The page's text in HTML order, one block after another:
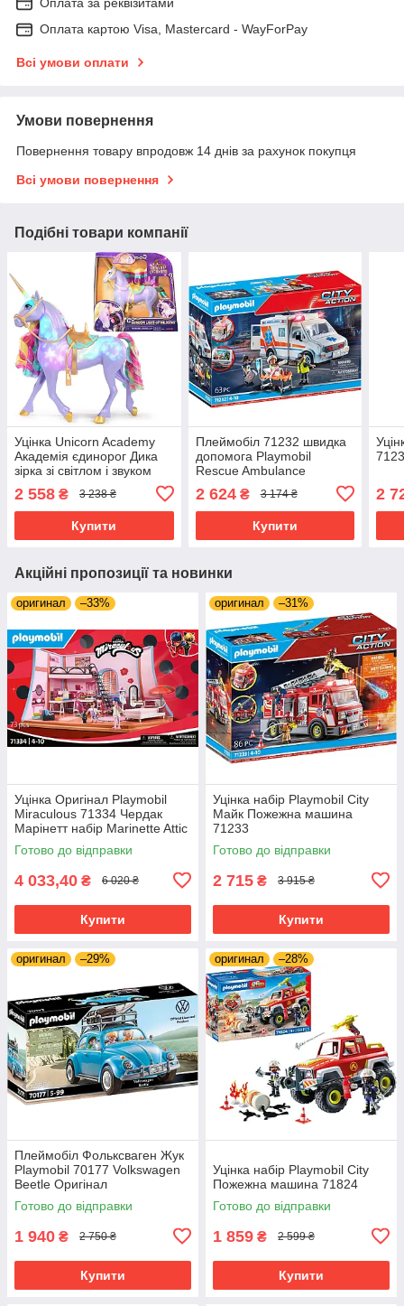
Оплата за реквізитами
Оплата картою Visa, Mastercard - WayForPay
Всі умови оплати
Умови повернення
Повернення товару впродовж 14 днів за рахунок покупця
Всі умови повернення
Подібні товари компанії
Уцінка Unicorn Academy
Академія єдинорог Дика
зірка зі світлом і звуком
2 558 ₴ 3 238 ₴
Купити
Плеймобіл 71232 швидка
допомога Playmobil
Rescue Ambulance
2 624₴ 3 174 ₴
Купити
2
Акційні пропозиції та новинки
оригинал –33%
Уцінка Оригінал Playmobil
Miraculous 71334 Чердак
Марінетт набір Marinette Attic
з фігурками Марінетт і Манон
Готово до відправки
4 033,40 ₴ 6 020 ₴
Купити
оригинал –31%
Уцінка набір Playmobil City
Майк Пожежна машина
71233
Готово до відправки
2 715 ₴ 3 915 ₴
Купити
оригинал –29%
Плеймобіл Фольксваген Жук
Playmobil 70177 Volkswagen
Beetle Оригінал
Готово до відправки
1 940 ₴ 2 750 ₴
Купити
оригинал –28%
Уцінка набір Playmobil City
Пожежна машина 71824
Готово до відправки
1 859 ₴ 2 599 ₴
Купити